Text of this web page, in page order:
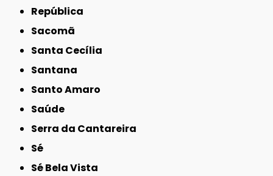
República
Sacomã
Santa Cecília
Santana
Santo Amaro
Saúde
Serra da Cantareira
Sé
Sé Bela Vista